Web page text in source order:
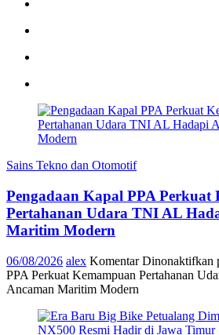
Sains Tekno dan Otomotif
Pengadaan Kapal PPA Perkuat
Pertahanan Udara TNI AL
Maritim Modern
06/08/2026 alex Komentar Dinonaktifkan
PPA Perkuat Kemampuan Pertahanan
Ancaman Maritim Modern